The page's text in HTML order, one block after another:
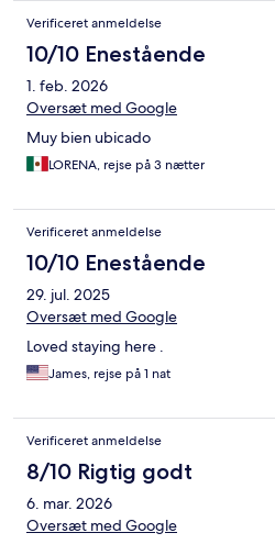
Verificeret anmeldelse
10/10 Enestående
1. feb. 2026
Oversæt med Google
Muy bien ubicado
LORENA, rejse på 3 nætter
Verificeret anmeldelse
10/10 Enestående
29. jul. 2025
Oversæt med Google
Loved staying here .
James, rejse på 1 nat
Verificeret anmeldelse
8/10 Rigtig godt
6. mar. 2026
Oversæt med Google